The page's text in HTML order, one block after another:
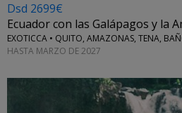
Dsd 2699€
Ecuador con las Galápagos y la
EXOTICCA • QUITO, AMAZONAS, TENA,
HASTA MARZO DE 2027